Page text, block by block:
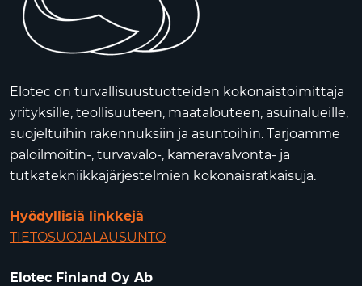
Elotec on turvallisuustuotteiden kokonaistoimittaja
yrityksille, teollisuuteen, maatalouteen, asuinalueille,
suojeltuihin rakennuksiin ja asuntoihin. Tarjoamme
paloilmoitin-, turvavalo-, kameravalvonta- ja
tutkatekniikkajärjestelmien kokonaisratkaisuja.
Hyödyllisiä linkkejä
TIETOSUOJALAUSUNTO
Elotec Finland Oy Ab